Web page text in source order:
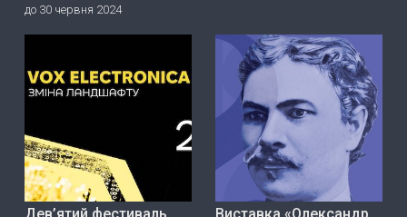
до 30 червня 2024